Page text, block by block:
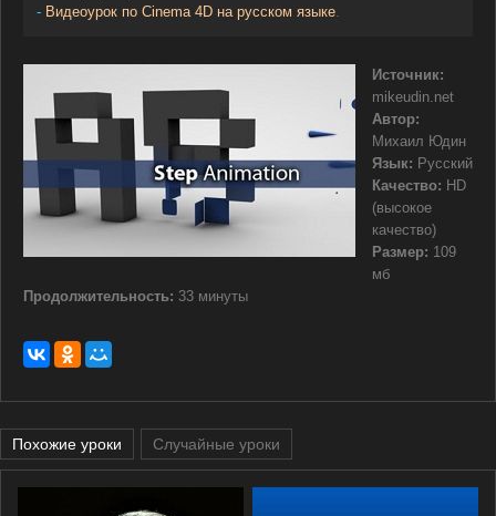
- Видеоурок по Cinema 4D на русском языке.
Источник:
mikeudin.net
Автор:
Михаил Юдин
Язык: Русский
Качество: HD
(высокое
качество)
Размер: 109
мб
Продолжительность: 33 минуты
Похожие уроки Случайные уроки